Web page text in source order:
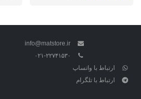
info@matstore.ir
۰۲۱-۲۲۷۴۱۵۳۰
ارتباط با واتساپ
ارتباط با تلگرام